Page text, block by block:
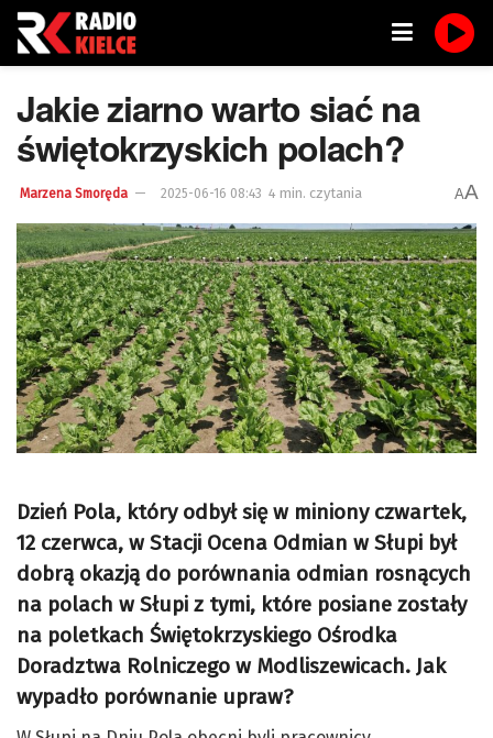
Jakie ziarno warto siać na
świętokrzyskich polach?
Marzena Smoręda 2025-06-16 08:43 4 min. czytania AA
Dzień Pola, który odbył się w miniony czwartek,
12 czerwca, w Stacji Ocena Odmian w Słupi był
dobrą okazją do porównania odmian rosnących
na polach w Słupi z tymi, które posiane zostały
na poletkach Świętokrzyskiego Ośrodka
Doradztwa Rolniczego w Modliszewicach. Jak
wypadło porównanie upraw?